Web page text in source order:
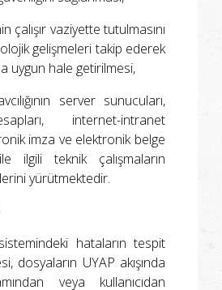
çalışır vaziyette tutulmasını
gelişmeleri takip ederek
uygun hale getirilmesi,
server sunucuları,
internet-intranet
imza ve elektronik belge
ilgili teknik çalışmaların
yürütmektedir.
hataların tespit
dosyaların UYAP akışında
veya kullanıcıdan